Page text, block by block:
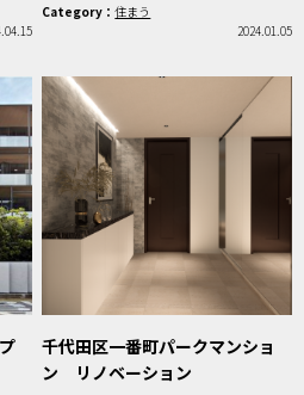
Category：住まう
2024.01.05
千代田区一番町パークマンショ
ン リノベーション